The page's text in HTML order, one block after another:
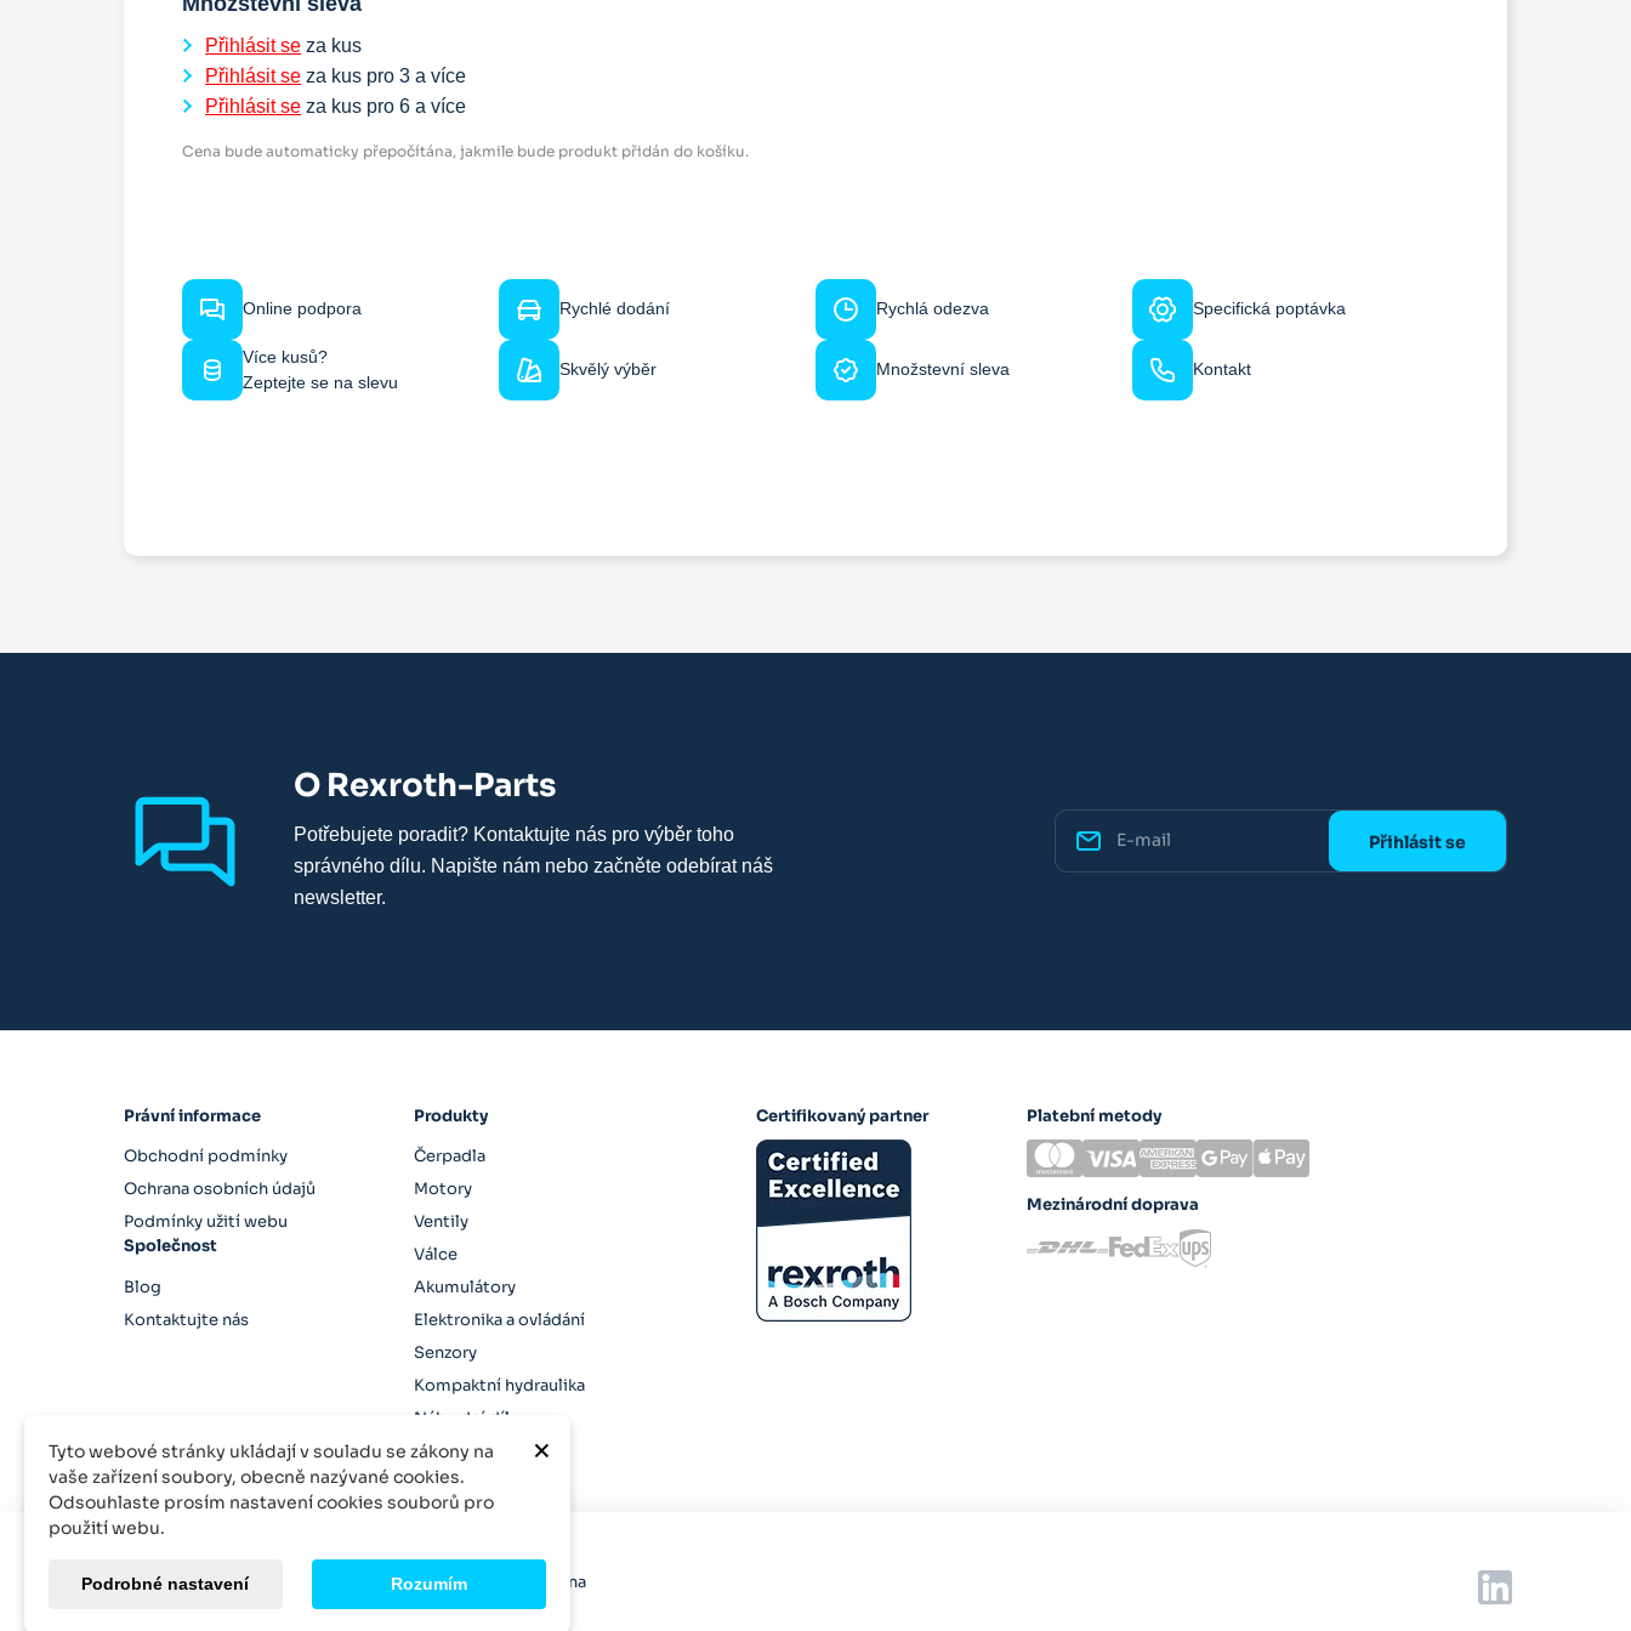
Přihlásit se za kus
Přihlásit se za kus pro3 a více
Přihlásit se za kus pro6 a více
Cena bude automaticky přepočítána, jakmile bude produkt přidán do košíku.
Online podpora Rychlé dodání Rychlá odezva Specifická poptávka
Více kusů?
Zeptejte se na slevu
Skvělý výběr Množstevní sleva Kontakt
O Rexroth-Parts
Potřebujete poradit? Kontaktujte nás pro výběr toho
správného dílu. Napište nám nebo začněte odebírat náš
newsletter.
Právní informace
Obchodní podmínky
Ochrana osobních údajů
Podmínky užití webu
Společnost
Blog
Kontaktujte nás
Produkty
Čerpadla
Motory
Ventily
Válce
Akumulátory
Elektronika a ovládání
Senzory
Kompaktní hydraulika
Náhradní díly
Certifikovaný partner Platební metody
Mezinárodní doprava
© 2026 Rexroth-Parts, inodo s.r.o. Všechna práva vyhrazena
×
Tyto webové stránky ukládají v souladu se zákony na
vaše zařízení soubory, obecně nazývané cookies.
Odsouhlaste prosím nastavení cookies souborů pro
použití webu.
Podrobné nastavení Rozumím